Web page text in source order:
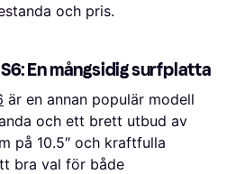
och pris.
En mångsidig surfplatta
är en annan populär modell
och ett brett utbud av
på 10.5″ och kraftfulla
bra val för både